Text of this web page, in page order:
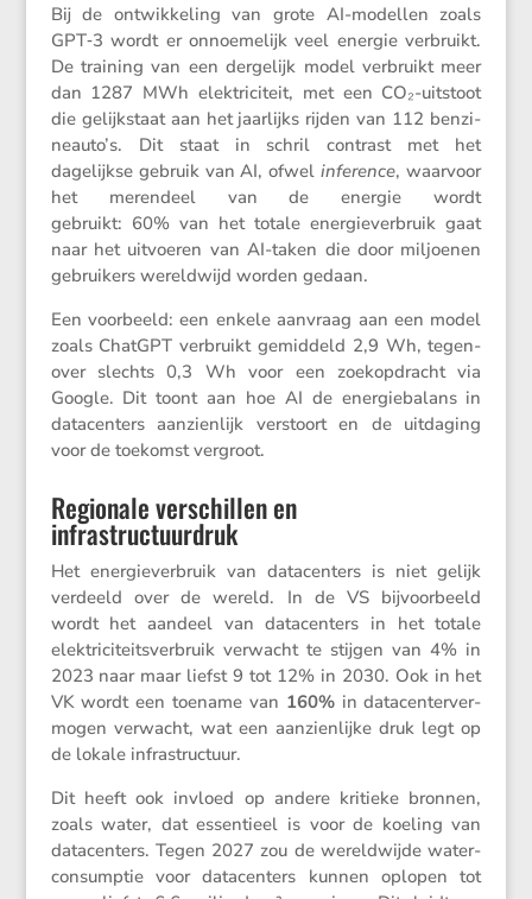
Bij de ontwik­ke­ling van grote AI-modellen zoals
GPT‑3 wordt er onnoe­me­lijk veel energie verbruikt.
De training van een derge­lijk model verbruikt meer
dan 1287 MWh elektri­ci­teit, met een CO₂-uitstoot
die gelijk­staat aan het jaarlijks rijden van 112 benzi­
ne­au­to’s. Dit staat in schril contrast met het
dagelijkse gebruik van AI, ofwelinference, waarvoor
het meren­deel van de energie wordt
gebruikt: 60% van het totale energie­ver­bruik gaat
naar het uitvoeren van AI-taken die door miljoenen
gebrui­kers wereld­wijd worden gedaan.
Een voorbeeld: een enkele aanvraag aan een model
zoals ChatGPT verbruikt gemid­deld 2,9 Wh, tegen­
over slechts 0,3 Wh voor een zoekop­dracht via
Google. Dit toont aan hoe AI de energie­ba­lans in
datacen­ters aanzien­lijk verstoort en de uitda­ging
voor de toekomst vergroot.
Regionale verschillen en
infrastructuurdruk
Het energie­ver­bruik van datacen­ters is niet gelijk
verdeeld over de wereld. In de VS bijvoor­beeld
wordt het aandeel van datacen­ters in het totale
elektri­ci­teits­ver­bruik verwacht te stijgen van 4% in
2023 naar maar liefst 9 tot 12% in 2030. Ook in het
VK wordt een toename van 160%in datacenter­ver­
mogen verwacht, wat een aanzien­lijke druk legt op
de lokale infrastructuur.
Dit heeft ook invloed op andere kritieke bronnen,
zoals water, dat essen­tieel is voor de koeling van
datacen­ters. Tegen 2027 zou de wereld­wijde water­
con­sumptie voor datacen­ters kunnen oplopen tot